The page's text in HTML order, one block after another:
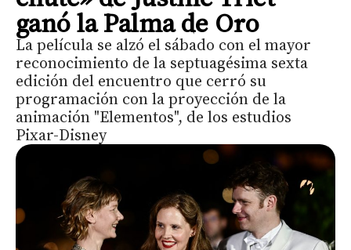
ganó la Palma de Oro
La película se alzó el sábado con el mayor
reconocimiento de la septuagésima sexta
edición del encuentro que cerró su
programación con la proyección de la
animación "Elementos", de los estudios
Pixar-Disney